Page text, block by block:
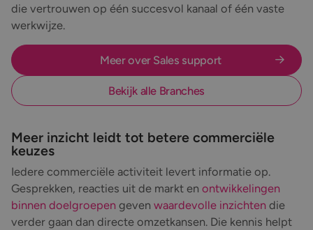
die vertrouwen op één succesvol kanaal of één vaste
werkwijze.
Meer over Sales support
Bekijk alle Branches
Meer inzicht leidt tot betere commerciële
keuzes
Iedere commerciële activiteit levert informatie op.
Gesprekken, reacties uit de markt en ontwikkelingen
binnen doelgroepen geven waardevolle inzichten die
verder gaan dan directe omzetkansen. Die kennis helpt